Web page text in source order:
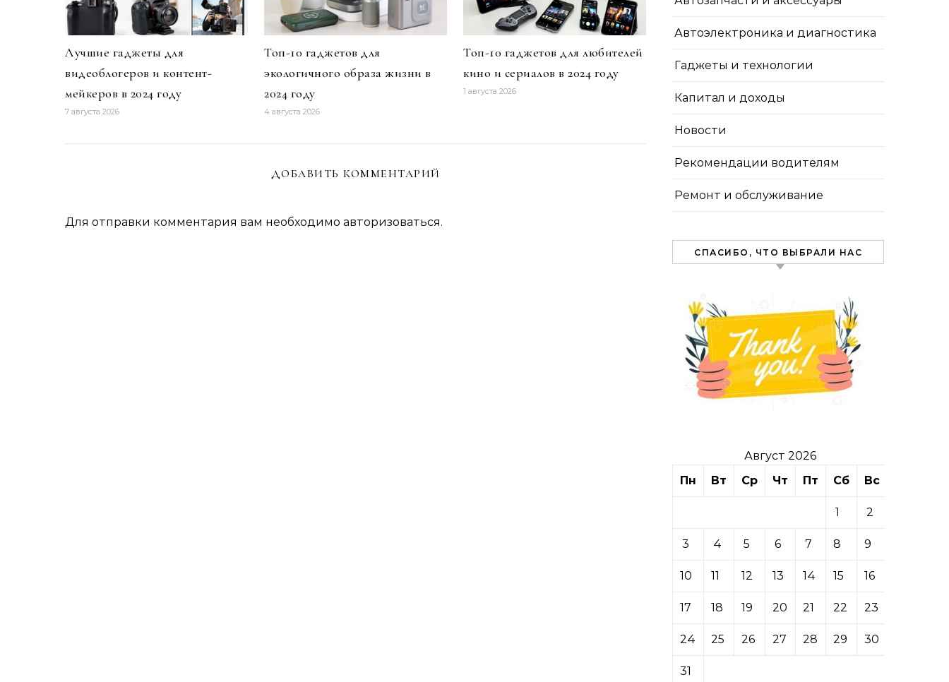
Лучшие гаджеты для
видеоблогеров и контент-
мейкеров в 2024 году
7 августа 2026
Топ-10 гаджетов для
экологичного образа жизни в
2024 году
4 августа 2026
Топ-10 гаджетов для любителей
кино и сериалов в 2024 году
1 августа 2026
ДОБАВИТЬ КОММЕНТАРИЙ
Для отправки комментария вам необходимо авторизоваться.
Автоэлектроника и диагностика
Гаджеты и технологии
Капитал и доходы
Новости
Рекомендации водителям
Ремонт и обслуживание
СПАСИБО, ЧТО ВЫБРАЛИ НАС
Август 2026
Пн
Вт Ср Чт Пт Сб Вс
1 2
3 4 5 6 7 8 9
10 11 12 13 14 15 16
17 18 19 20 21 22 23
24 25 26 27 28 29 30
31